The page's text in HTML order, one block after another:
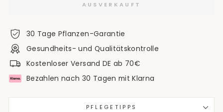
AUSVERKAUFT
30 Tage Pflanzen-Garantie
Gesundheits- und Qualitätskontrolle
Kostenloser Versand DE ab 70€
Bezahlen nach 30 Tagen mit Klarna
PFLEGETIPPS